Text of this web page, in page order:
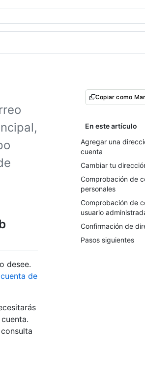
Copiar como
En este artículo
Agregar una
cuenta
Cambiar tu
Comprobación de
personales
Comprobación de
usuario
Confirmación de
Pasos siguientes
desee.
de